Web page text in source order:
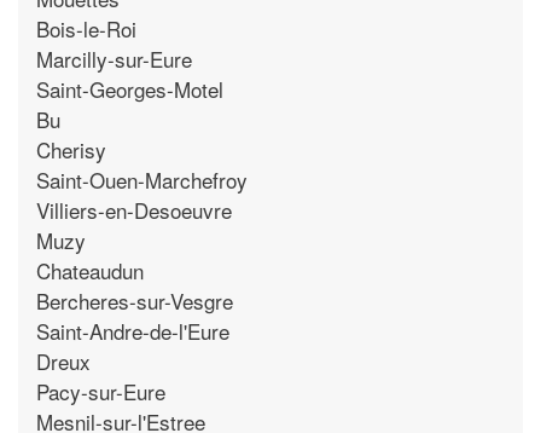
Bois-le-Roi
Marcilly-sur-Eure
Saint-Georges-Motel
Bu
Cherisy
Saint-Ouen-Marchefroy
Villiers-en-Desoeuvre
Muzy
Chateaudun
Bercheres-sur-Vesgre
Saint-Andre-de-l'Eure
Dreux
Pacy-sur-Eure
Mesnil-sur-l'Estree